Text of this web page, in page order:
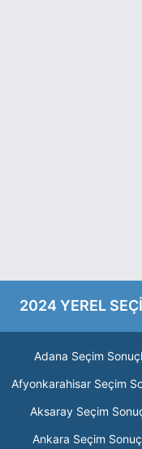
2024 YEREL
Adana Seçim
Afyonkarahisar Seçim
Aksaray Seçim
Ankara Seçim